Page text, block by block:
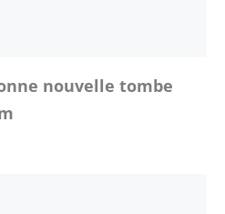
nouvelle tombe